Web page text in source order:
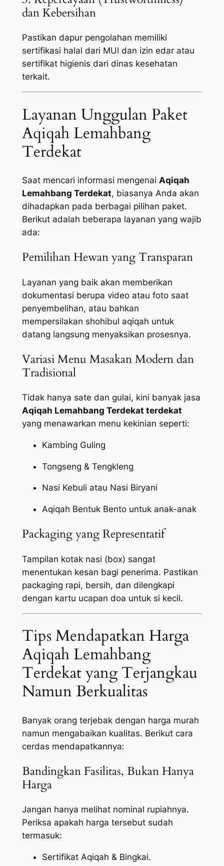
dan Kebersihan
Pastikan dapur pengolahan memiliki
sertifikasi halal dari MUI dan izin edar atau
sertifikat higienis dari dinas kesehatan
terkait.
Layanan Unggulan Paket
Aqiqah Lemahbang
Terdekat
Saat mencari informasi mengenai Aqiqah
Lemahbang Terdekat, biasanya Anda akan
dihadapkan pada berbagai pilihan paket.
Berikut adalah beberapa layanan yang wajib
ada:
Pemilihan Hewan yang Transparan
Layanan yang baik akan memberikan
dokumentasi berupa video atau foto saat
penyembelihan, atau bahkan
mempersilakan shohibul aqiqah untuk
datang langsung menyaksikan prosesnya.
Variasi Menu Masakan Modern dan
Tradisional
Tidak hanya sate dan gulai, kini banyak jasa
Aqiqah Lemahbang Terdekat terdekat
yang menawarkan menu kekinian seperti:
Kambing Guling
Tongseng & Tengkleng
Nasi Kebuli atau Nasi Biryani
Aqiqah Bentuk Bento untuk anak-anak
Packaging yang Representatif
Tampilan kotak nasi (box) sangat
menentukan kesan bagi penerima. Pastikan
packaging rapi, bersih, dan dilengkapi
dengan kartu ucapan doa untuk si kecil.
Tips Mendapatkan Harga
Aqiqah Lemahbang
Terdekat yang Terjangkau
Namun Berkualitas
Banyak orang terjebak dengan harga murah
namun mengabaikan kualitas. Berikut cara
cerdas mendapatkannya:
Bandingkan Fasilitas, Bukan Hanya
Harga
Jangan hanya melihat nominal rupiahnya.
Periksa apakah harga tersebut sudah
termasuk:
Sertifikat Aqiqah & Bingkai.